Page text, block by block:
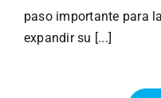
paso importante para
expandir su [...]